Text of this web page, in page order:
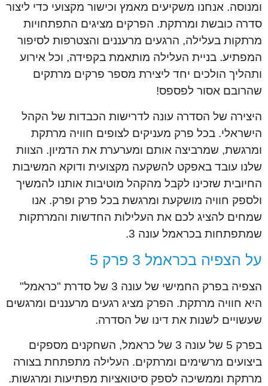
ומנוסה. אנחנו משקיעים מאמץ וכישור מקצועי כדי ליצור
סדרה כובשת ומרתקת. הפרקים מציגים התפתחויות
מרתקות בעלילה, הרגעים מרעננים והצטרפות לסיפור
המפתיע. בניית העלילה מותאמת בקפידה, וכל אירוע
ותהליך הולכים יחד ליצירת מספר פרקים מרתקים
שהרובם אסור לפספס!
היצירה של הסדרה עונה לדרישות הכבדות של הקהל
הישראלי. בכל פרק מעניקים לצופים חוויה מרתקת
ומרגשת, שמרביצה אותם ומערערת את הדמיון. הצוות
שלנו עובד באפקט להשקעה מקצועית ודוקא המשיבות
החיובית שזכינו לקבל מהקהל מוטיבות אותנו להמשיך
ולספק חוויה מושקעת ומרגשת בכל פרק ופרק. אנו
שמחים להציג לכם את העלילות החדשות והמרתקות
שמתפתחות בכראמל עונה 3.
על הצפיה בכראמל 3 פרק 5
הצפיה בפרק החמישי של עונה 3 של סדרת "כראמל"
היא חוויה מרתקת. הפרק מציג רגעים מרעננים ומרגשים
שעשויים לשנות את דינו של הסדרה.
בפרק 5 של עונה 3 של כראמל, השחקנים מספקים
ביצועים מרשימים ומרתקים. העלילה מתפתחת בצורה
מרתקת וממשיכה לספק סיטואציות מפתיעות ומרגשות.